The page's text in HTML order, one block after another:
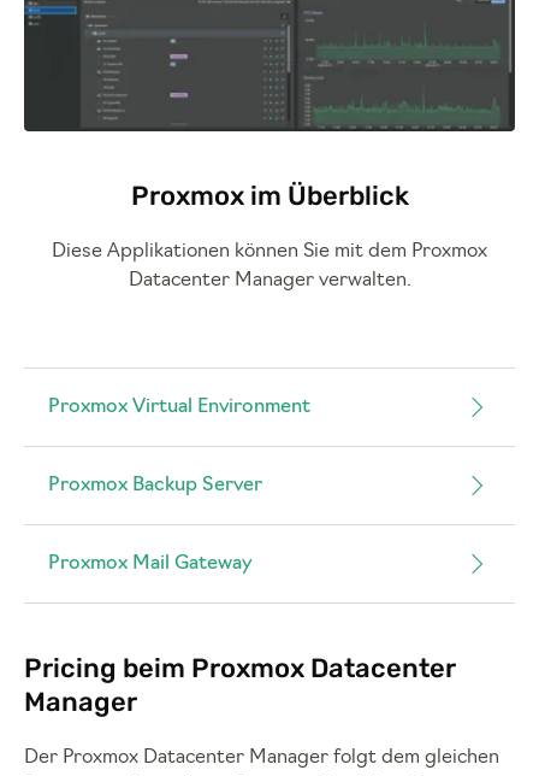
Proxmox im Überblick
Diese Applikationen können Sie mit dem Proxmox
Datacenter Manager verwalten.
Proxmox Virtual Environment
Proxmox Backup Server
Proxmox Mail Gateway
Pricing beim Proxmox Datacenter
Manager
Der Proxmox Datacenter Manager folgt dem gleichen